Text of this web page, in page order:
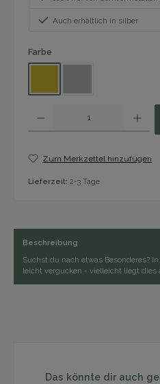
Auch erhältlich in silber
Farbe
Zum Merkzettel hinzufügen
Lieferzeit: 2-3 Tage
Beschreibung
Suchst du nach etwas Besonderes?
leicht vergucken - vielleicht liegt dies
Produktgalerie überspringen
Das könnte dir auch